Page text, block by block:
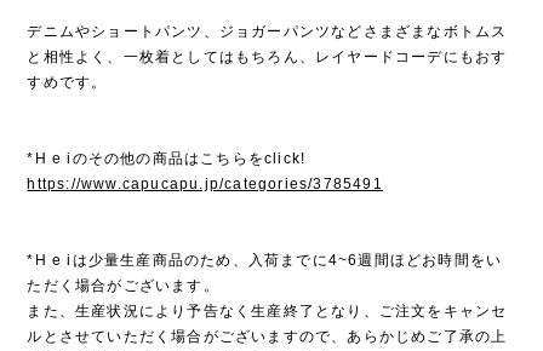
デニムやショートパンツ、ジョガーパンツなどさまざまなボトムス
と相性よく、一枚着としてはもちろん、レイヤードコーデにもおす
すめです。
*H e iのその他の商品はこちらをclick!
https://www.capucapu.jp/categories/3785491
*H e iは少量生産商品のため、入荷までに4~6週間ほどお時間をい
ただく場合がございます。
また、生産状況により予告なく生産終了となり、ご注文をキャンセ
ルとさせていただく場合がございますので、あらかじめご了承の上